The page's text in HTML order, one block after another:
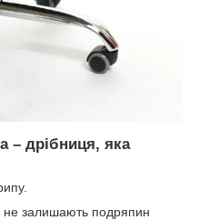
– дрібниця, яка
не залишають подряпин